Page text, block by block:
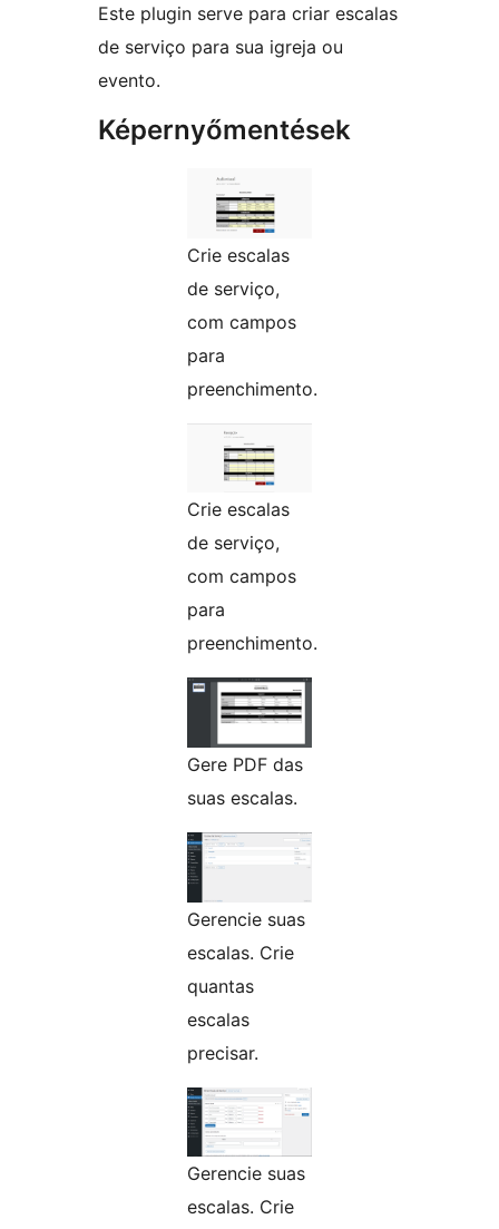
Este plugin serve para criar escalas
de serviço para sua igreja ou
evento.
Képernyőmentések
Crie escalas
de serviço,
com campos
para
preenchimento.
Crie escalas
de serviço,
com campos
para
preenchimento.
Gere PDF das
suas escalas.
Gerencie suas
escalas. Crie
quantas
escalas
precisar.
Gerencie suas
escalas. Crie